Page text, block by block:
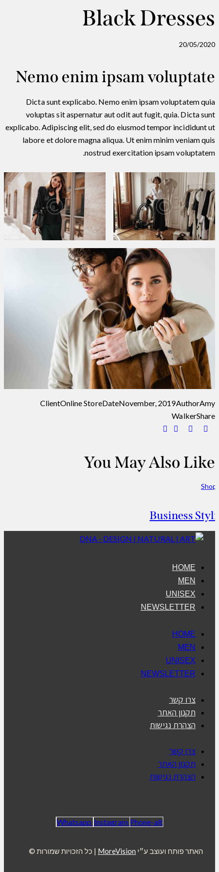
Black Dresses
20/05/2020
Nemo enim ipsam voluptate
Dicta sunt explicabo. Nemo enim ipsam voluptatem quia
voluptas sit aspernatur aut odit aut fugit, quia. Dicta sunt
explicabo. Adipiscing elit, sed do eiusmod tempor incididunt ut
labore et dolore magna aliqua. Ut enim minim veniam quis
nostrud exercitation ipsam voluptatem.
ClientOnline StoreDateNovember, 2019AuthorAmy
WalkerShare
You May Also Like
Business
HOME
MEN
UNISEX
NEWSLETTER
HOME
MEN
UNISEX
NEWSLETTER
צרו קשר
תקנון האתר
הצהרת נגישות
צרו קשר
תקנון האתר
הצהרת נגישות
Whatsapp Instagram Phone-alt
האתר פותח ועוצב ע״י MoreVision | כל הזכויות שמורות ©